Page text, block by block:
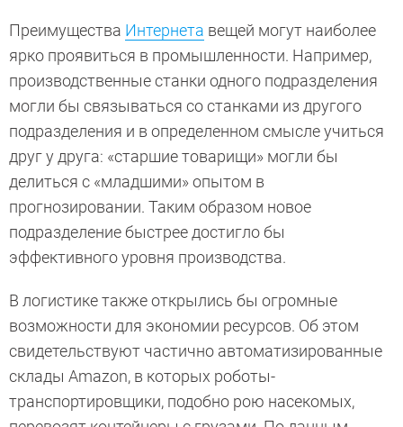
Преимущества Интернета вещей могут наиболее
ярко проявиться в промышленности. Например,
производственные станки одного подразделения
могли бы связываться со станками из другого
подразделения и в определенном смысле учиться
друг у друга: «старшие товарищи» могли бы
делиться с «младшими» опытом в
прогнозировании. Таким образом новое
подразделение быстрее достигло бы
эффективного уровня производства.
В логистике также открылись бы огромные
возможности для экономии ресурсов. Об этом
свидетельствуют частично автоматизированные
склады Amazon, в которых роботы-
транспортировщики, подобно рою насекомых,